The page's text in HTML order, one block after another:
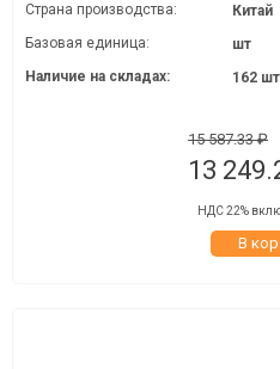
Страна производства:
Китай
Базовая единица:
шт
Наличие на складах:
162
15 587.33 ₽
13
НДС 22%
В